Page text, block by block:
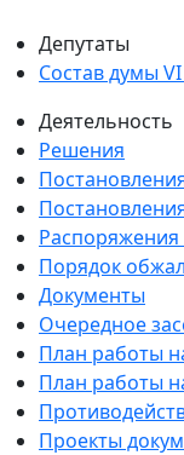
Депутаты
Состав думы
Деятельность
Решения
Распоряжения
Порядок
Документы
Очередное
План работы
План работы
Проекты